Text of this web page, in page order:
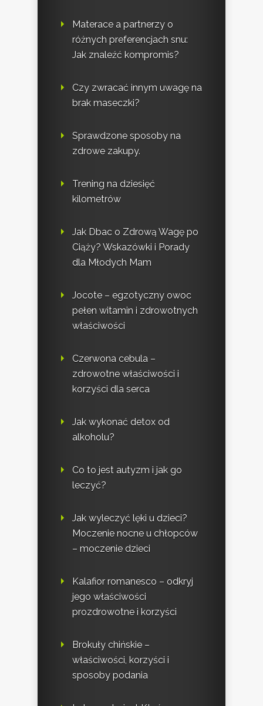
Materace a partnerzy o
różnych preferencjach snu:
Jak znaleźć kompromis?
Czy zwracać innym uwagę na
brak maseczki?
Sprawdzone sposoby na
zdrowe zakupy.
Trening na dziesięć
kilometrów
Jak Dbac o Zdrową Wagę po
Ciąży? Wskazówki i Porady
dla Młodych Mam
Jocote – egzotyczny owoc
pełen witamin i zdrowotnych
właściwości
Czerwona cebula –
zdrowotne właściwości i
korzyści dla serca
Jak wykonać detox od
alkoholu?
Co to jest autyzm i jak go
leczyć?
Jak wyleczyć lęki u dzieci?
Moczenie nocne u chłopców
– moczenie dzieci
Kalafior romanesco – odkryj
jego właściwości
prozdrowotne i korzyści
Brokuły chińskie –
właściwości, korzyści i
sposoby podania